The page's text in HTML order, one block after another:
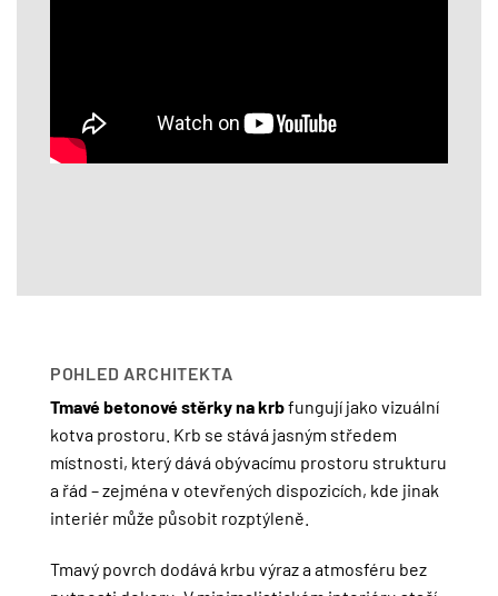
POHLED ARCHITEKTA
Tmavé betonové stěrky na krbfungují jako vizuální
kotva prostoru. Krb se stává jasným středem
místnosti, který dává obývacímu prostoru strukturu
a řád – zejména v otevřených dispozicích, kde jinak
interiér může působit rozptýleně.
Tmavý povrch dodává krbu výraz a atmosféru bez